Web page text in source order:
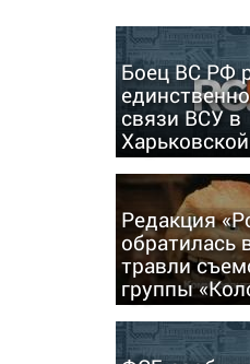
Боец ВС РФ
связи ВСУ в
Редакция
обратилась
травли
группы